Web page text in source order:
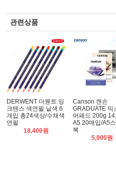
관련상품
DERWENT 더웬트 잉
크텐스 색연필 낱색 6
개입 총24색상/수채색
연필
18,400원
Canson 캔손
GRADUATE 믹
어패드 200g
A5 20매입/A5스
북
5,900원